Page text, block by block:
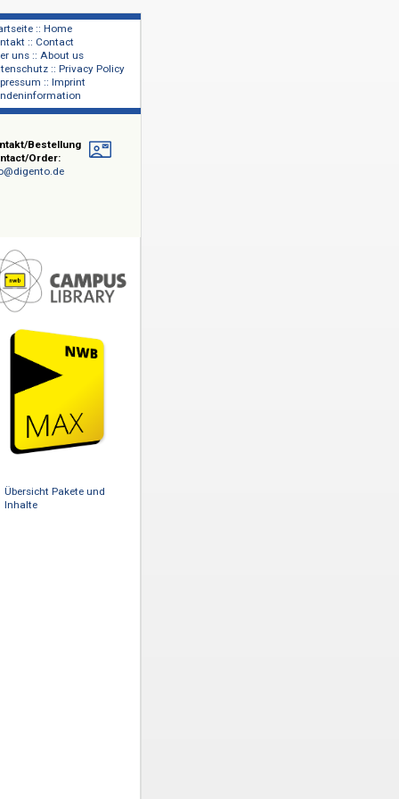
Über uns :: About us
Datenschutz :: Privacy Policy
Impressum :: Imprint
Kundeninformation
Kontakt/Bestellung
- IWB,
und -
auch
auf